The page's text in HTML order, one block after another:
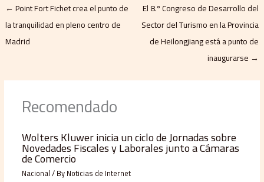
←Point Fort Fichet crea el punto de
la tranquilidad en pleno centro de
Madrid
El 8.º Congreso de Desarrollo del
Sector del Turismo en la Provincia
de Heilongjiang está a punto de
inaugurarse →
Recomendado
Wolters Kluwer inicia un ciclo de Jornadas sobre
Novedades Fiscales y Laborales junto a Cámaras
de Comercio
Nacional/ ByNoticias de Internet